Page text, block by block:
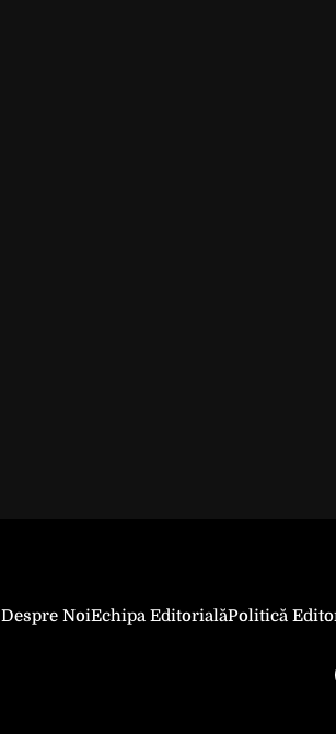
Despre NoiEchipa EditorialăPolitică